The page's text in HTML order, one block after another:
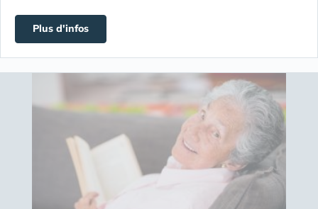
Plus d'infos